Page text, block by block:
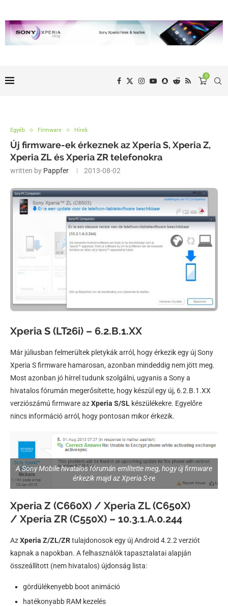
0
Egyéb Firmware Hírek
Új firmware-ek érkeznek az Xperia S, Xperia Z,
Xperia ZL és Xperia ZR telefonokra
written by Pappfer 2013-08-02
Xperia S (LT26i) – 6.2.B.1.XX
Már júliusban felmerültek pletykák arról, hogy érkezik egy új Sony
Xperia S firmware hamarosan, azonban mindeddig nem jött meg.
Most azonban jó hírrel tudunk szolgálni, ugyanis a Sony a
hivatalos fórumán megerősítette, hogy készül egy új, 6.2.B.1.XX
verziószámú firmware azXperia S/SL készülékekre. Egyelőre
nincs információ arról, hogy pontosan mikor érkezik.
A Sony Mobile hivatalos fórumán említette meg, hogy új firmware
érkezik majd az Xperia S-re
Xperia Z (C660X) / Xperia ZL (C650X)
/ Xperia ZR (C550X) – 10.3.1.A.0.244
AzXperia Z/ZL/ZRtulajdonosok egy új Android 4.2.2 verziót
kapnak a napokban. A felhasználók tapasztalatai alapján
összeállított (nem hivatalos) újdonság lista:
gördülékenyebb boot animáció
hatékonyabb RAM kezelés